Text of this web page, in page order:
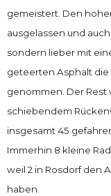
gemeistert. Den
ausgelassen und
sondern lieber mit
geteerten Asphalt
genommen. Der Rest
schiebendem
insgesamt 45
Immerhin 8 kleine
weil 2 in Rosdorf den
haben.